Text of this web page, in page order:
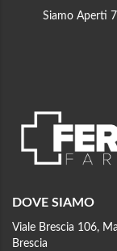
DOVE SIAMO
Viale Brescia 106,
Brescia
Siamo Aperti